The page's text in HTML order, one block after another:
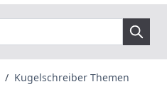
/ Kugelschreiber Themen